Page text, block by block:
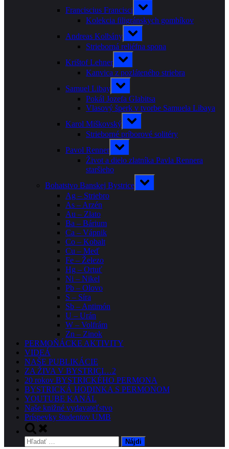
menu
Franciscius Francisci
Toggle
sub-
menu
Kolekcia filigránskych gombíkov
Andreas Kolbány
Toggle
sub-
menu
Strieborná reliéfna spona
Krištof Lehner
Toggle
sub-
menu
Kanvica z pozláteného striebra
Samuel Libay
Toggle
sub-
menu
Pokál Jozefa Glabitsa
Vlasový šperk v tvorbe Samuela Libaya
Karol Miškovský
Toggle
sub-
menu
Strieborné príborové solitéry
Pavol Renner
Toggle
sub-
menu
Život a dielo zlatníka Pavla Rennera
staršieho
Bohatstvo Banskej Bystrice
Toggle
sub-
Ag – Striebro
As – Arzén
Au – Zlato
Ba – Bárium
Ca – Vápnik
Co – Kobalt
Cu – Meď
Fe – Železo
Hg – Ortuť
Ni – Nikel
Pb – Olovo
S – Síra
Sb – Antimón
U – Urán
W – Volfrám
Zn – Zinok
PERMOŇÁCKE AKTIVITY
VIDEÁ
NAŠE PUBLIKÁCIE
ZA ŽIVA V BYSTRICI…2
20 rokov BYSTRICKÉHO PERMONA
BYSTRICKÁ HODINKA S PERMONOM
YOUTUBE KANÁL
Naše knižné vydavateľstvo
Príspevky študentov UMB
Toggle
search
form
Hľadať: